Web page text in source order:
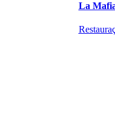
La